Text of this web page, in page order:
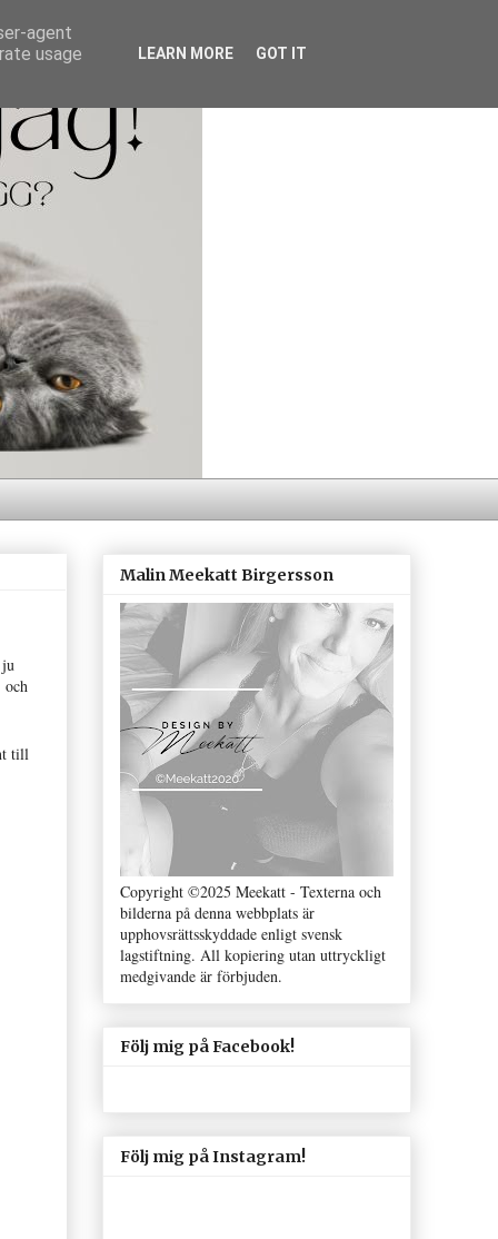
och
till
Malin Meekatt Birgersson
Copyright ©2025 Meekatt - Texterna och
bilderna på denna webbplats är
upphovsrättsskyddade enligt svensk
lagstiftning. All kopiering utan uttryckligt
medgivande är förbjuden.
Följ mig på Facebook!
Följ mig på Instagram!
agent
usage
LEARN MORE GOT IT